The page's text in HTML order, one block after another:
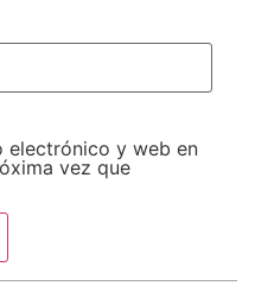
electrónico y web en
vez que